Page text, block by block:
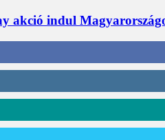
akció indul